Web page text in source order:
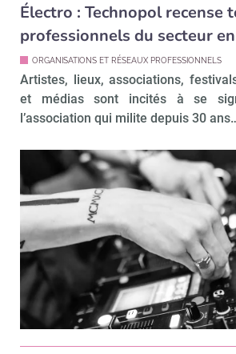
Électro : Technopol recense
professionnels du secteur
ORGANISATIONS ET RÉSEAUX PROFESSIONNELS
Artistes, lieux, associations,
et médias sont incités à se
l’association qui milite depuis 30